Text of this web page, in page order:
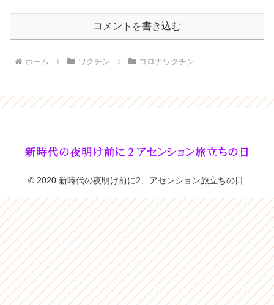
コメントを書き込む
ホーム ワクチン コロナワクチン
© 2020 新時代の夜明け前に2、アセンション旅立ちの日.